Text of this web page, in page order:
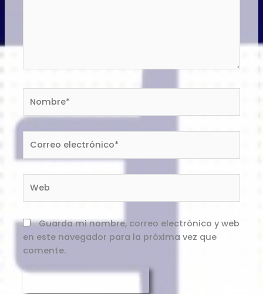
electrónico*
Guarda mi nombre, correo electrónico y web
en este navegador para la próxima vez que
comente.